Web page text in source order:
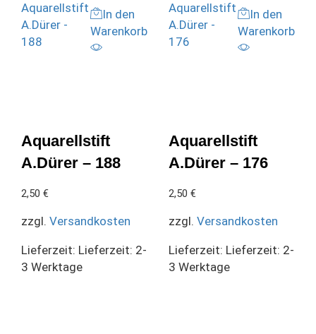
In den
Warenkorb
Aquarellstift
A.Dürer – 188
2,50 €
zzgl. Versandkosten
Lieferzeit: Lieferzeit: 2-
3 Werktage
In den
Warenkorb
Aquarellstift
A.Dürer – 176
2,50 €
zzgl. Versandkosten
Lieferzeit: Lieferzeit: 2-
3 Werktage